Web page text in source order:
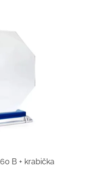
B + krabička